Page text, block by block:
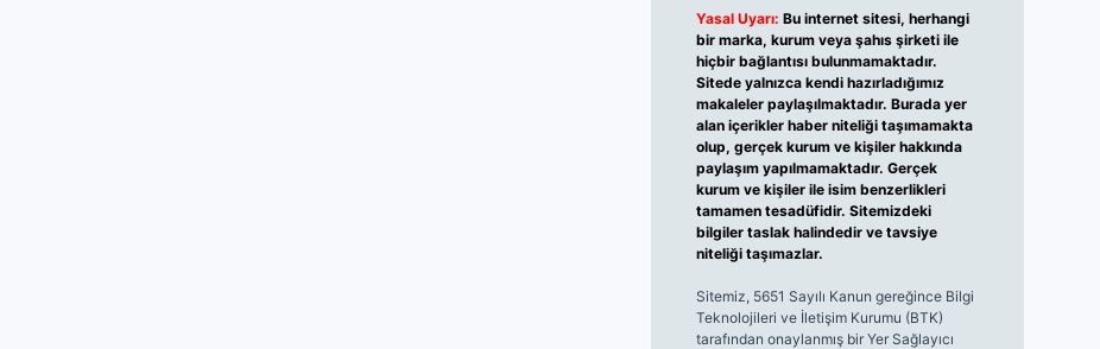
Yasal Uyarı: Bu internet sitesi, herhangi
bir marka, kurum veya şahıs şirketi ile
hiçbir bağlantısı bulunmamaktadır.
Sitede yalnızca kendi hazırladığımız
makaleler paylaşılmaktadır. Burada yer
alan içerikler haber niteliği taşımamakta
olup, gerçek kurum ve kişiler hakkında
paylaşım yapılmamaktadır. Gerçek
kurum ve kişiler ile isim benzerlikleri
tamamen tesadüfidir. Sitemizdeki
bilgiler taslak halindedir ve tavsiye
niteliği taşımazlar.
Sitemiz, 5651 Sayılı Kanun gereğince Bilgi
Teknolojileri ve İletişim Kurumu (BTK)
tarafından onaylanmış bir Yer Sağlayıcı